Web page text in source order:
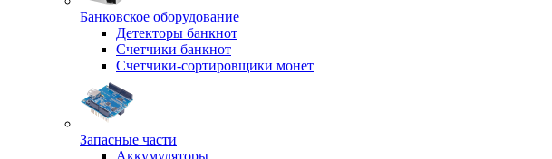
Банковское оборудование
Детекторы банкнот
Счетчики банкнот
Счетчики-сортировщики монет
Запасные части
Аккумуляторы